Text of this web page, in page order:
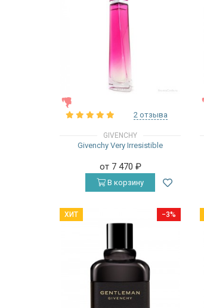
2 отзыва
GIVENCHY
Givenchy Very Irresistible
от 7 470 ₽
В корзину
−3%
ХИТ